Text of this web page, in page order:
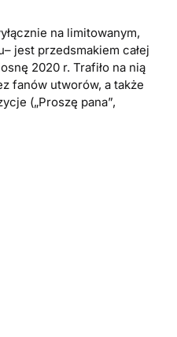
na limitowanym,
jest przedsmakiem całej
2020 r. Trafiło na nią
fanów utworów, a także
(„Proszę pana”,